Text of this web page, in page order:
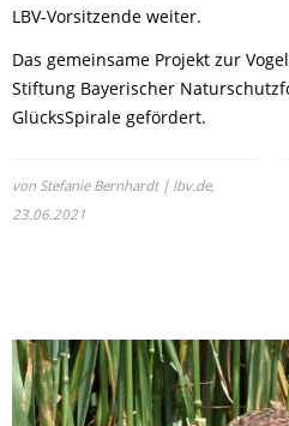
LBV-Vorsitzende weiter.
Das gemeinsame Projekt zur
Stiftung Bayerischer
GlücksSpirale gefördert.
von Stefanie Bernhardt | lbv.de,
23.06.2021